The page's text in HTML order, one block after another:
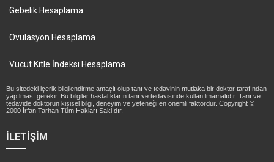
Gebelik Hesaplama
Ovulasyon Hesaplama
Vücut Kitle İndeksi Hesaplama
Bu sitedeki içerik bilgilendirme amaçlı olup tanı ve tedavinin mutlaka bir doktor tarafından
yapılması gerekir. Bu bilgiler hastalıkların tanı ve tedavisinde kullanılmamalıdır. Tanı ve
tedavide doktorun kişisel bilgi, deneyim ve yeteneği en önemli faktördür. Copyright ©
2000 İrfan Tarhan Tüm Hakları Saklıdır.
İLETIŞIM